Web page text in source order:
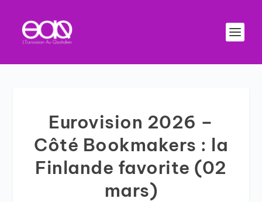
Eurovision 2026 –
Côté Bookmakers : la
Finlande favorite (02
mars)